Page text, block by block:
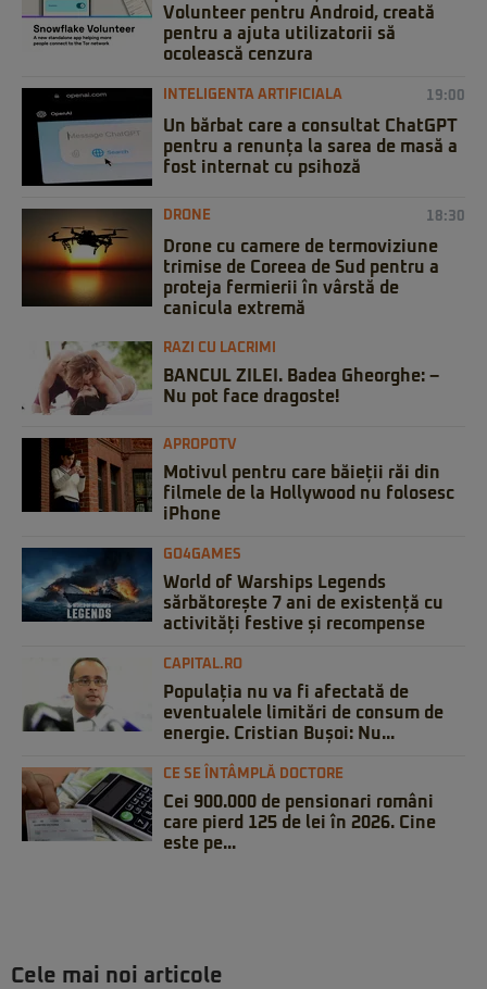
Volunteer pentru Android, creată
pentru a ajuta utilizatorii să
ocolească cenzura
INTELIGENTA ARTIFICIALA 19:00
Un bărbat care a consultat ChatGPT
pentru a renunța la sarea de masă a
fost internat cu psihoză
DRONE 18:30
Drone cu camere de termoviziune
trimise de Coreea de Sud pentru a
proteja fermierii în vârstă de
canicula extremă
RAZI CU LACRIMI
BANCUL ZILEI. Badea Gheorghe: –
Nu pot face dragoste!
APROPOTV
Motivul pentru care băieții răi din
filmele de la Hollywood nu folosesc
iPhone
GO4GAMES
World of Warships Legends
sărbătorește 7 ani de existență cu
activități festive și recompense
CAPITAL.RO
Populația nu va fi afectată de
eventualele limitări de consum de
energie. Cristian Bușoi: Nu...
CE SE ÎNTÂMPLĂ DOCTORE
Cei 900.000 de pensionari români
care pierd 125 de lei în 2026. Cine
este pe...
Cele mai noi articole